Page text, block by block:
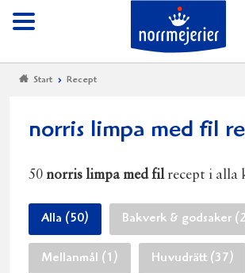
Meny
Start Recept
norris limpa med fil
50 norris limpa med filrecept i alla
Alla (50) Bakverk & godsaker
Mellanmål (1) Huvudrätt (37)